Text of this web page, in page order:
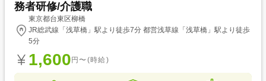
務者研修/介護職
東京都台東区柳橋
JR総武線「浅草橋」駅より徒歩7分 都営浅草線「浅草橋」駅より徒歩
5分
1,600 円〜(時給)